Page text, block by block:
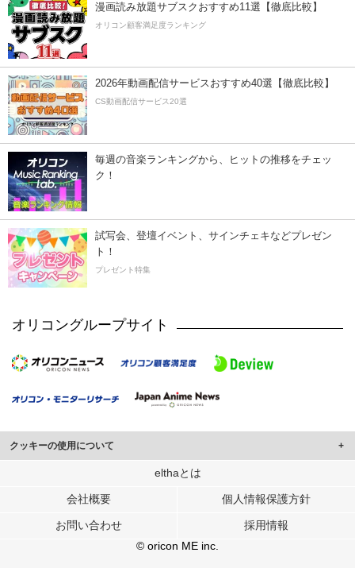
漫画読み放題サブスクおすすめ11選【徹底比較】
オリコン顧客満足度ランキング
2026年動画配信サービスおすすめ40選【徹底比較】
CS動画配信サービス20選
毎週の音楽ランキングから、ヒットの推移をチェッ
ク！
試写会、登壇イベント、サインチェキなどプレゼン
ト！
プレゼント特集
オリコングループサイト
クッキーの使用について
このサイトでは Cookie を使用して、ユーザーに合わせたコンテンツや広告の
行っています。
メディアや広告配信、データ解析の各パートナーに提供しています。
各パートナーは、この情報とユーザーが各パートナーに提供した他の情報や、
ユーザーが各パートナーのサービスを使用したときに収集した他の情報を組み
elthaとは
会社概要 個人情報保護方針
お問い合わせ
採用情報
© oricon ME inc.